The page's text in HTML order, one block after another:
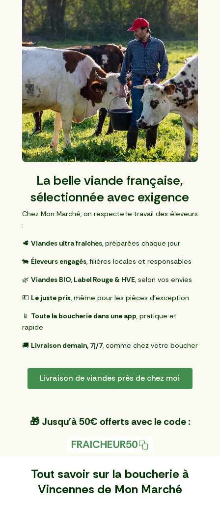
La belle viande française,
sélectionnée avec exigence
Chez Mon Marché, on respecte le travail des éleveurs
:
🥩 Viandes ultra fraîches, préparées chaque jour
🐄 Éleveurs engagés, filières locales et responsables
🌿 Viandes BIO, Label Rouge & HVE, selon vos envies
💶 Le juste prix, même pour les pièces d’exception
📱 Toute la boucherie dans une app , pratique et
rapide
🚚 Livraison demain, 7j/7, comme chez votre boucher
Livraison de viandes près de chez moi
🎁 Jusqu'à 50€ offerts avec le code :
FRAICHEUR50
Tout savoir sur la boucherie à
Vincennes de Mon Marché